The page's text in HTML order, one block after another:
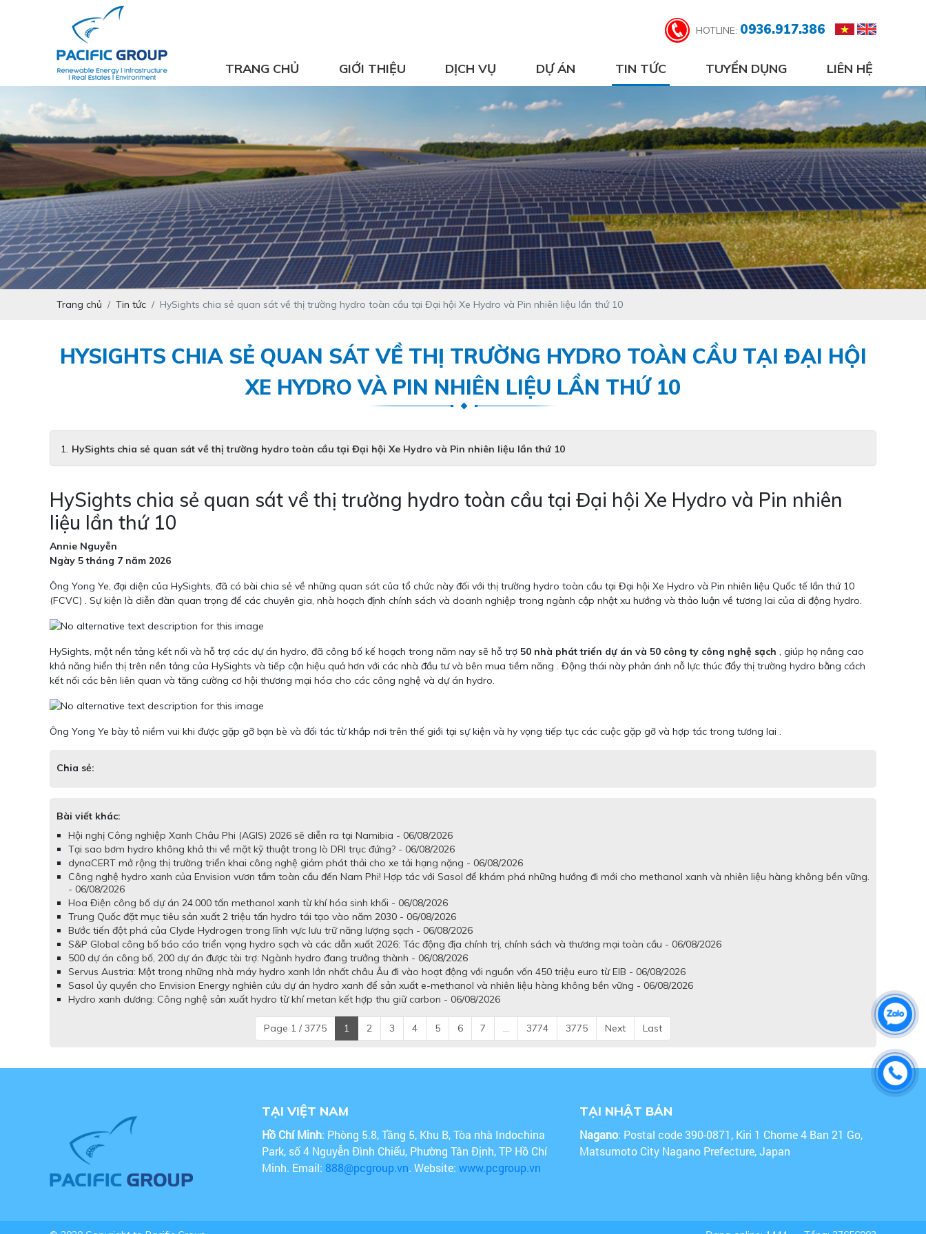
HOTLINE: 0936.917.386
TRANG CHỦ GIỚI THIỆU DỊCH VỤ DỰ ÁN TIN TỨC TUYỂN DỤNG LIÊN HỆ
Trang chủ Tin tức HySights chia sẻ quan sát về thị trường hydro toàn cầu tại Đại hội Xe Hydro và Pin nhiên liệu lần thứ 10
HYSIGHTS CHIA SẺ QUAN SÁT VỀ THỊ TRƯỜNG HYDRO TOÀN CẦU TẠI ĐẠI HỘI
XE HYDRO VÀ PIN NHIÊN LIỆU LẦN THỨ 10
HySights chia sẻ quan sát về thị trường hydro toàn cầu tại Đại hội Xe Hydro và Pin nhiên liệu lần thứ 10
HySights chia sẻ quan sát về thị trường hydro toàn cầu tại Đại hội Xe Hydro và Pin nhiên
liệu lần thứ 10
Annie Nguyễn
Ngày 5 tháng 7 năm 2026
Ông Yong Ye, đại diện của HySights, đã có bài chia sẻ về những quan sát của tổ chức này đối với thị trường hydro toàn cầu tại Đại hội Xe Hydro và Pin nhiên liệu Quốc tế lần thứ 10
(FCVC) . Sự kiện là diễn đàn quan trọng để các chuyên gia, nhà hoạch định chính sách và doanh nghiệp trong ngành cập nhật xu hướng và thảo luận về tương lai của di động hydro.
HySights, một nền tảng kết nối và hỗ trợ các dự án hydro, đã công bố kế hoạch trong năm nay sẽ hỗ trợ 50 nhà phát triển dự án và 50 công ty công nghệ sạch , giúp họ nâng cao
khả năng hiển thị trên nền tảng của HySights và tiếp cận hiệu quả hơn với các nhà đầu tư và bên mua tiềm năng . Động thái này phản ánh nỗ lực thúc đẩy thị trường hydro bằng cách
kết nối các bên liên quan và tăng cường cơ hội thương mại hóa cho các công nghệ và dự án hydro.
Ông Yong Ye bày tỏ niềm vui khi được gặp gỡ bạn bè và đối tác từ khắp nơi trên thế giới tại sự kiện và hy vọng tiếp tục các cuộc gặp gỡ và hợp tác trong tương lai .
Chia sẻ:
Bài viết khác:
Hội nghị Công nghiệp Xanh Châu Phi (AGIS) 2026 sẽ diễn ra tại Namibia - 06/08/2026
Tại sao bơm hydro không khả thi về mặt kỹ thuật trong lò DRI trục đứng? - 06/08/2026
dynaCERT mở rộng thị trường triển khai công nghệ giảm phát thải cho xe tải hạng nặng - 06/08/2026
Công nghệ hydro xanh của Envision vươn tầm toàn cầu đến Nam Phi! Hợp tác với Sasol để khám phá những hướng đi mới cho methanol xanh và nhiên liệu hàng không bền vững.
- 06/08/2026
Hoa Điện công bố dự án 24.000 tấn methanol xanh từ khí hóa sinh khối - 06/08/2026
Trung Quốc đặt mục tiêu sản xuất 2 triệu tấn hydro tái tạo vào năm 2030 - 06/08/2026
Bước tiến đột phá của Clyde Hydrogen trong lĩnh vực lưu trữ năng lượng sạch - 06/08/2026
S&P Global công bố báo cáo triển vọng hydro sạch và các dẫn xuất 2026: Tác động địa chính trị, chính sách và thương mại toàn cầu - 06/08/2026
500 dự án công bố, 200 dự án được tài trợ: Ngành hydro đang trưởng thành - 06/08/2026
Servus Austria: Một trong những nhà máy hydro xanh lớn nhất châu Âu đi vào hoạt động với nguồn vốn 450 triệu euro từ EIB - 06/08/2026
Sasol ủy quyền cho Envision Energy nghiên cứu dự án hydro xanh để sản xuất e-methanol và nhiên liệu hàng không bền vững - 06/08/2026
Hydro xanh dương: Công nghệ sản xuất hydro từ khí metan kết hợp thu giữ carbon - 06/08/2026
Page 1 / 3775 1 2 3 4 5 6 7 ... 3774 3775 Next Last
TẠI VIỆT NAM
Hồ Chí Minh: Phòng 5.8, Tầng 5, Khu B, Tòa nhà Indochina
Park, số 4 Nguyễn Đình Chiểu, Phường Tân Định, TP Hồ Chí
Minh. Email: 888@pcgroup.vn. Website: www.pcgroup.vn
TẠI NHẬT BẢN
Nagano: Postal code 390-0871, Kiri 1 Chome 4 Ban 21 Go,
Matsumoto City Nagano Prefecture, Japan